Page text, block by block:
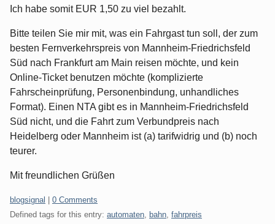
Ich habe somit EUR 1,50 zu viel bezahlt.
Bitte teilen Sie mir mit, was ein Fahrgast tun soll, der zum
besten Fernverkehrspreis von Mannheim-Friedrichsfeld
Süd nach Frankfurt am Main reisen möchte, und kein
Online-Ticket benutzen möchte (komplizierte
Fahrscheinprüfung, Personenbindung, unhandliches
Format). Einen NTA gibt es in Mannheim-Friedrichsfeld
Süd nicht, und die Fahrt zum Verbundpreis nach
Heidelberg oder Mannheim ist (a) tarifwidrig und (b) noch
teurer.
Mit freundlichen Grüßen
Categories:
blogsignal
0 Comments
Defined tags for this entry: automaten bahn fahrpreis